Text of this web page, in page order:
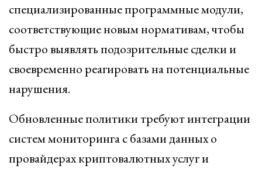
специализированные программные модули,
соответствующие новым нормативам, чтобы
быстро выявлять подозрительные сделки и
своевременно реагировать на потенциальные
нарушения.
Обновленные политики требуют интеграции
систем мониторинга с базами данных о
провайдерах криптовалютных услуг и